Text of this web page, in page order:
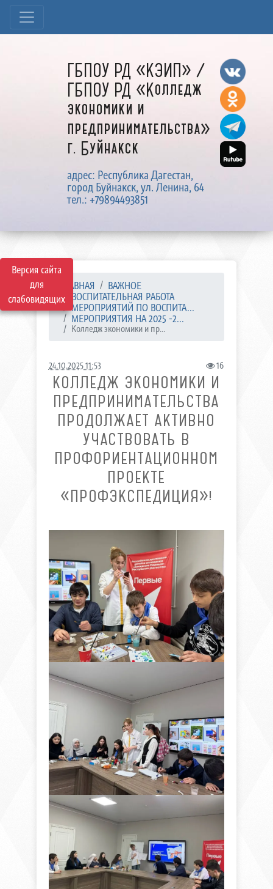
Версия сайта
для
слабовидящих
ГБПОУ РД «КЭИП» /
ГБПОУ РД «Колледж
экономики и
предпринимательства»
г. Буйнакск
адрес: Республика Дагестан,
город Буйнакск, ул. Ленина, 64
тел.: +79894493851
ГЛАВНАЯ
ВАЖНОЕ
ВОСПИТАТЕЛЬНАЯ РАБОТА
МЕРОПРИЯТИЙ ПО ВОСПИТА...
МЕРОПРИЯТИЯ НА 2025 -2...
Колледж экономики и пр...
24.10.2025 11:53 16
КОЛЛЕДЖ ЭКОНОМИКИ И
ПРЕДПРИНИМАТЕЛЬСТВА
ПРОДОЛЖАЕТ АКТИВНО
УЧАСТВОВАТЬ В
ПРОФОРИЕНТАЦИОННОМ
ПРОЕКТЕ
«ПРОФЭКСПЕДИЦИЯ»!